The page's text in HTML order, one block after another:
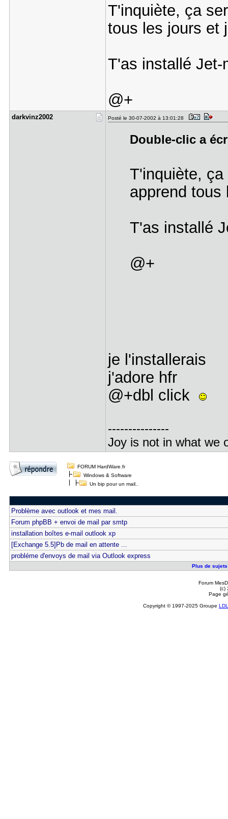
T'inquiète, ça
tous les jours et
T'as installé Jet-
@+
darkvinz20​02 Posté le 30-07-2002 à 13:01:28
Double-clic a
T'inquiète,
apprend tous
T'as installé
@+
je l'installerais
j'adore hfr
@+dbl click
---------------
Joy is not in what we
FORUM HardWare.fr
Windows & Software
Un bip pour un mail..
Problème avec outlook et mes mail.
Forum phpBB + envoi de mail par smtp
installation boîtes e-mail outlook xp
[Exchange 5.5]Pb de mail en attente ...
probléme d'envoys de mail via Outlook express
Plus de
Forum
(c)
Page
Copyright © 1997-2025 Groupe